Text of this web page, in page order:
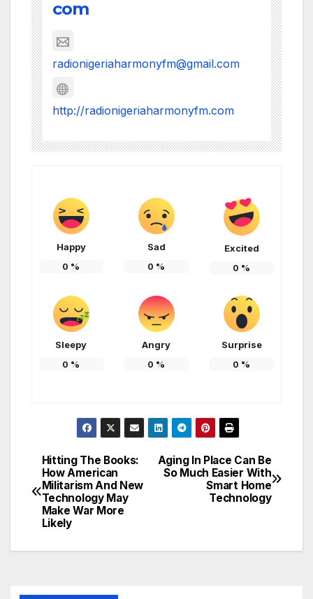
com
radionigeriaharmonyfm@gmail.com
http://radionigeriaharmonyfm.com
Happy
0 %
Sad
0 %
Excited
0 %
Sleepy
0 %
Angry
0 %
Surprise
0 %
Post
navigation
Aging In Place Can Be
So Much Easier With
Smart Home
Technology
Hitting The Books:
How American
Militarism And New
Technology May
Make War More
Likely